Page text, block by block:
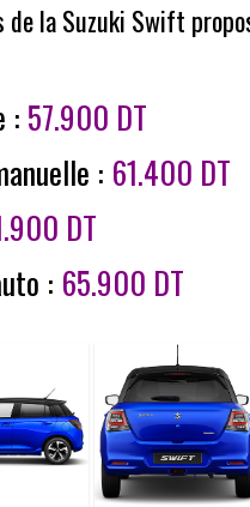
la Suzuki Swift
: 57.900 DT
: 61.400 DT
DT
: 65.900 DT